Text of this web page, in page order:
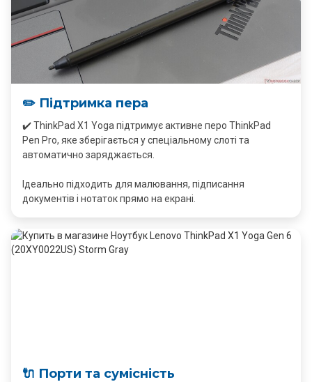
✏️ Підтримка пера
✔️ ThinkPad X1 Yoga підтримує активне перо ThinkPad
Pen Pro, яке зберігається у спеціальному слоті та
автоматично заряджається.
Ідеально підходить для малювання, підписання
документів і нотаток прямо на екрані.
🔌 Порти та сумісність